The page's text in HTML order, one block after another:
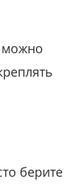
можно
берите